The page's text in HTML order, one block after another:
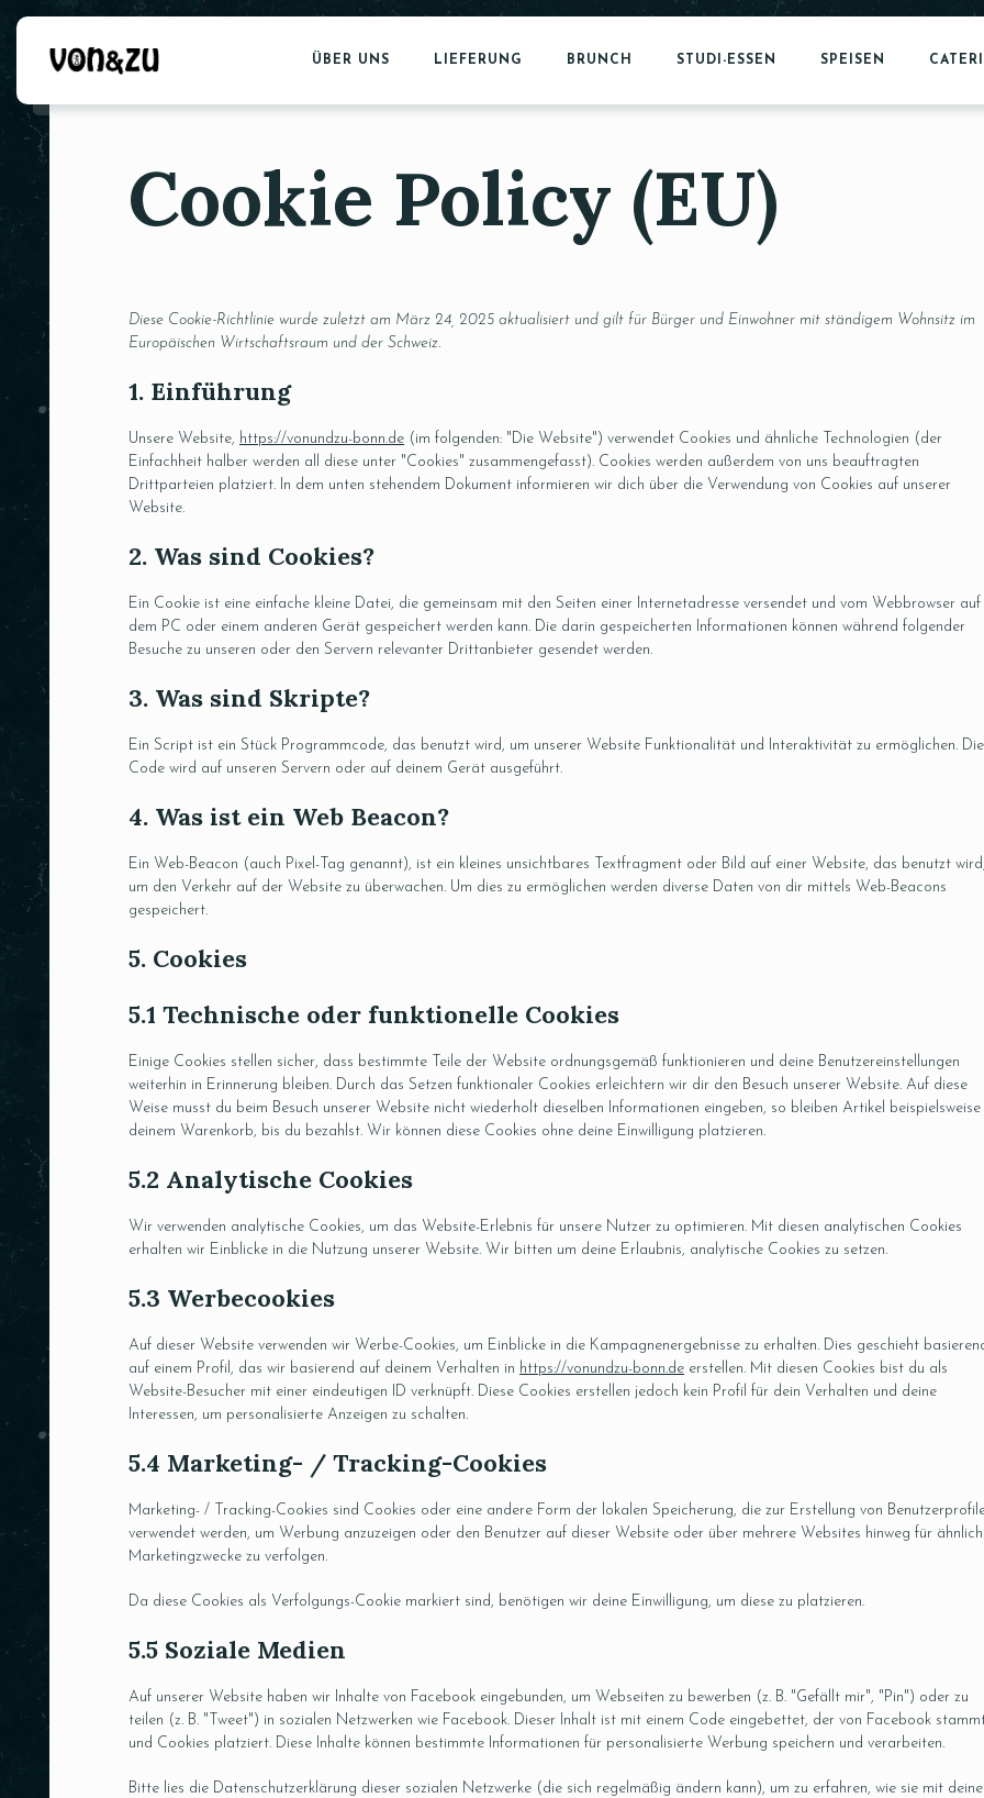
ÜBER UNS LIEFERUNG BRUNCH STUDI-ESSEN SPEISEN
Cookie Policy (EU)
Diese Cookie-Richtlinie wurde zuletzt am März 24, 2025 aktualisiert und gilt für Bürger und Einwohner mit ständigem Wohnsitz im
Europäischen Wirtschaftsraum und der Schweiz.
1. Einführung
Unsere Website, https://vonundzu-bonn.de (im folgenden: "Die Website") verwendet Cookies und ähnliche Technologien (der
Einfachheit halber werden all diese unter "Cookies" zusammengefasst). Cookies werden außerdem von uns beauftragten
Drittparteien platziert. In dem unten stehendem Dokument informieren wir dich über die Verwendung von Cookies auf unserer
Website.
2. Was sind Cookies?
Ein Cookie ist eine einfache kleine Datei, die gemeinsam mit den Seiten einer Internetadresse versendet und vom Webbrowser auf
dem PC oder einem anderen Gerät gespeichert werden kann. Die darin gespeicherten Informationen können während folgender
Besuche zu unseren oder den Servern relevanter Drittanbieter gesendet werden.
3. Was sind Skripte?
Ein Script ist ein Stück Programmcode, das benutzt wird, um unserer Website Funktionalität und Interaktivität zu ermöglichen.
Code wird auf unseren Servern oder auf deinem Gerät ausgeführt.
4. Was ist ein Web Beacon?
Ein Web-Beacon (auch Pixel-Tag genannt), ist ein kleines unsichtbares Textfragment oder Bild auf einer Website, das benutzt
um den Verkehr auf der Website zu überwachen. Um dies zu ermöglichen werden diverse Daten von dir mittels Web-Beacons
gespeichert.
5. Cookies
5.1 Technische oder funktionelle Cookies
Einige Cookies stellen sicher, dass bestimmte Teile der Website ordnungsgemäß funktionieren und deine Benutzereinstellungen
weiterhin in Erinnerung bleiben. Durch das Setzen funktionaler Cookies erleichtern wir dir den Besuch unserer Website. Auf diese
Weise musst du beim Besuch unserer Website nicht wiederholt dieselben Informationen eingeben, so bleiben Artikel beispielsweise
deinem Warenkorb, bis du bezahlst. Wir können diese Cookies ohne deine Einwilligung platzieren.
5.2 Analytische Cookies
Wir verwenden analytische Cookies, um das Website-Erlebnis für unsere Nutzer zu optimieren. Mit diesen analytischen Cookies
erhalten wir Einblicke in die Nutzung unserer Website. Wir bitten um deine Erlaubnis, analytische Cookies zu setzen.
5.3 Werbecookies
Auf dieser Website verwenden wir Werbe-Cookies, um Einblicke in die Kampagnenergebnisse zu erhalten. Dies geschieht
auf einem Profil, das wir basierend auf deinem Verhalten in https://vonundzu-bonn.de erstellen. Mit diesen Cookies bist du als
Website-Besucher mit einer eindeutigen ID verknüpft. Diese Cookies erstellen jedoch kein Profil für dein Verhalten und deine
Interessen, um personalisierte Anzeigen zu schalten.
5.4 Marketing- / Tracking-Cookies
Marketing- / Tracking-Cookies sind Cookies oder eine andere Form der lokalen Speicherung, die zur Erstellung von
verwendet werden, um Werbung anzuzeigen oder den Benutzer auf dieser Website oder über mehrere Websites hinweg für
Marketingzwecke zu verfolgen.
Da diese Cookies als Verfolgungs-Cookie markiert sind, benötigen wir deine Einwilligung, um diese zu platzieren.
5.5 Soziale Medien
Auf unserer Website haben wir Inhalte von Facebook eingebunden, um Webseiten zu bewerben (z. B. "Gefällt mir", "Pin") oder zu
teilen (z. B. "Tweet") in sozialen Netzwerken wie Facebook. Dieser Inhalt ist mit einem Code eingebettet, der von Facebook
und Cookies platziert. Diese Inhalte können bestimmte Informationen für personalisierte Werbung speichern und verarbeiten.
Bitte lies die Datenschutzerklärung dieser sozialen Netzwerke (die sich regelmäßig ändern kann), um zu erfahren, wie sie mit